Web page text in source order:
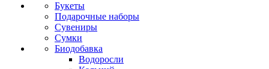
Букеты
Подарочные наборы
Сувениры
Сумки
Биодобавка
Водоросли